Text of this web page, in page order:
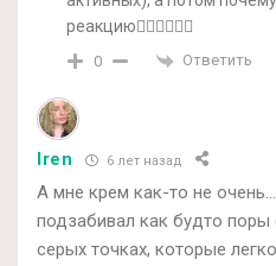
реакцию🤷‍♀️🤷‍♀️🤷‍♀️
0 Ответить
Iren 6 лет назад
А мне крем как-то не
подзабивал как будто поры
серых точках, которые